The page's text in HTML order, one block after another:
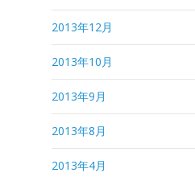
2013年12月
2013年10月
2013年9月
2013年8月
2013年4月